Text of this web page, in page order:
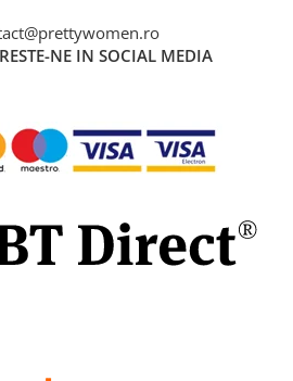
NE IN SOCIAL MEDIA